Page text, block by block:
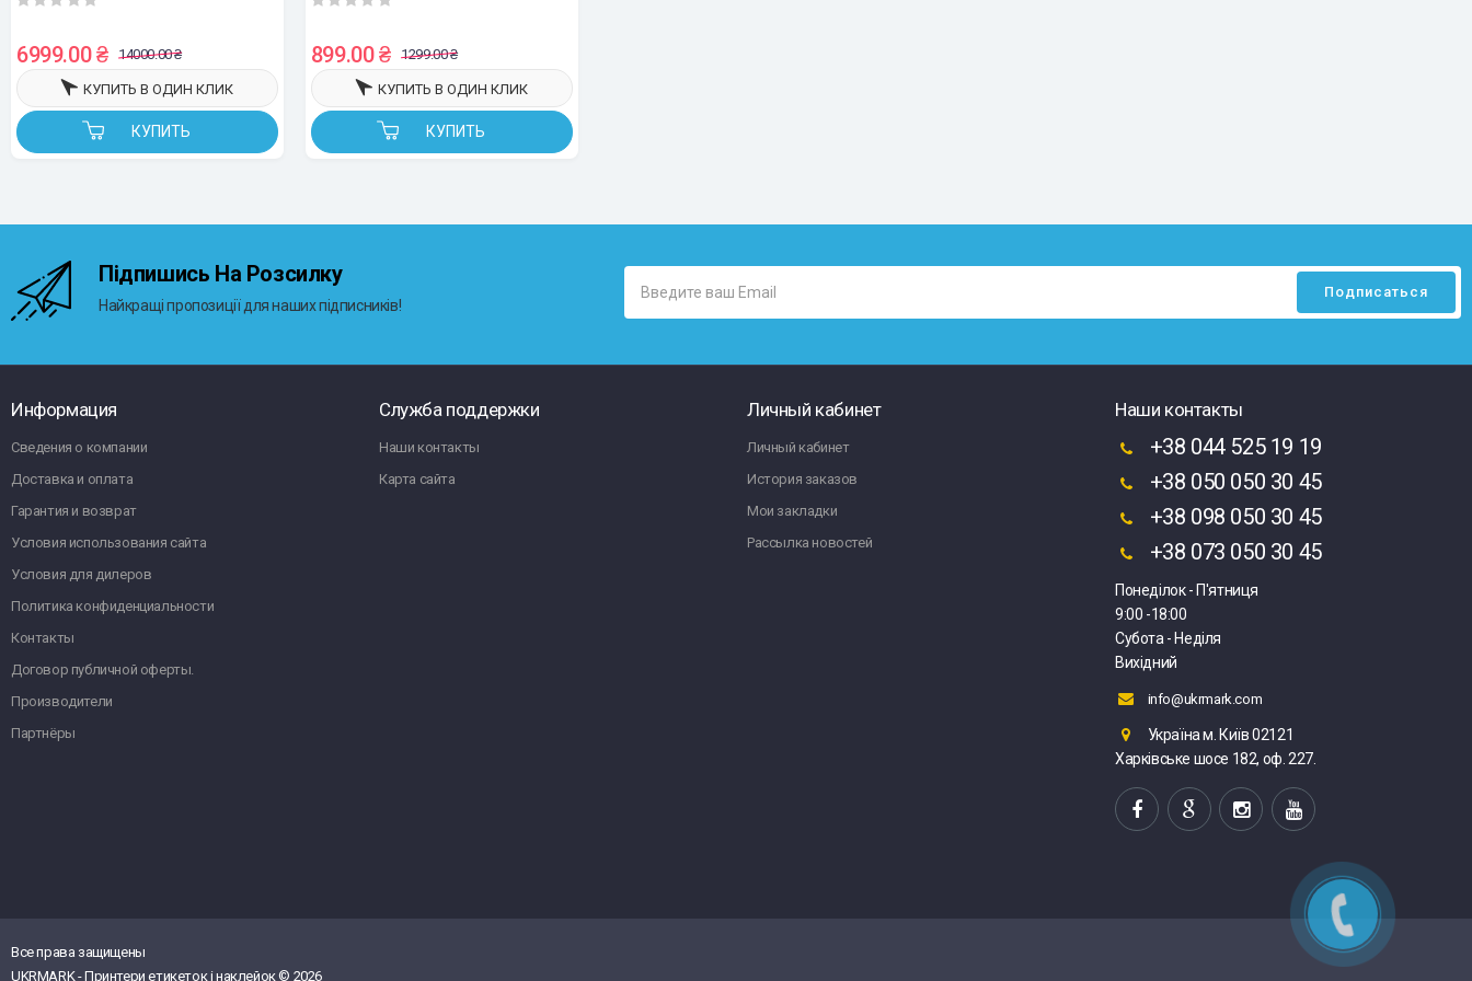
6999.00 ₴ 14000.00 ₴
КУПИТЬ
КУПИТЬ В ОДИН КЛИК
899.00 ₴ 1299.00 ₴
КУПИТЬ
КУПИТЬ В ОДИН КЛИК
Підпишись На Розсилку
Найкращі пропозиції для наших підписників!
Информация
Сведения о компании
Доставка и оплата
Гарантия и возврат
Условия использования сайта
Условия для дилеров
Политика конфиденциальности
Контакты
Договор публичной оферты.
Производители
Партнёры
Служба поддержки
Наши контакты
Карта сайта
Личный кабинет
Личный кабинет
История заказов
Мои закладки
Рассылка новостей
Наши контакты
+38 044 525 19 19
+38 050 050 30 45
+38 098 050 30 45
+38 073 050 30 45
Понеділок - П'ятниця
9:00 -18:00
Субота - Неділя
Вихідний
info@ukrmark.com
Україна м. Київ 02121
Харківське шосе 182, оф. 227.
Все права защищены
UKRMARK - Принтери етикеток і наклейок © 2026